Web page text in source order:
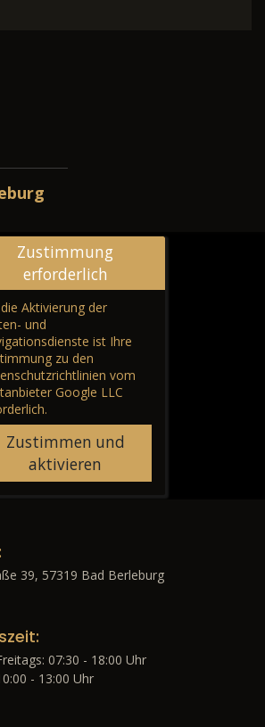
Bad Berleburg
Zustimmung
erforderlich
Aktivierung der
und
ist Ihre
zu den
vom
Google LLC
Zustimmen und
aktivieren
39, 57319 Bad Berleburg
07:30 - 18:00 Uhr
- 13:00 Uhr